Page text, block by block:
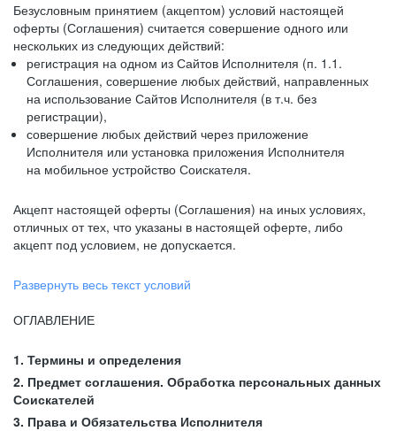
Безусловным принятием (акцептом) условий настоящей
оферты (Соглашения) считается совершение одного или
нескольких из следующих действий:
регистрация на одном из Сайтов Исполнителя (п. 1.1.
Соглашения, совершение любых действий, направленных
на использование Сайтов Исполнителя (в т.ч. без
регистрации),
совершение любых действий через приложение
Исполнителя или установка приложения Исполнителя
на мобильное устройство Соискателя.
Акцепт настоящей оферты (Соглашения) на иных условиях,
отличных от тех, что указаны в настоящей оферте, либо
акцепт под условием, не допускается.
Развернуть весь текст условий
ОГЛАВЛЕНИЕ
1. Термины и определения
2. Предмет соглашения. Обработка персональных данных
Соискателей
3. Права и Обязательства Исполнителя